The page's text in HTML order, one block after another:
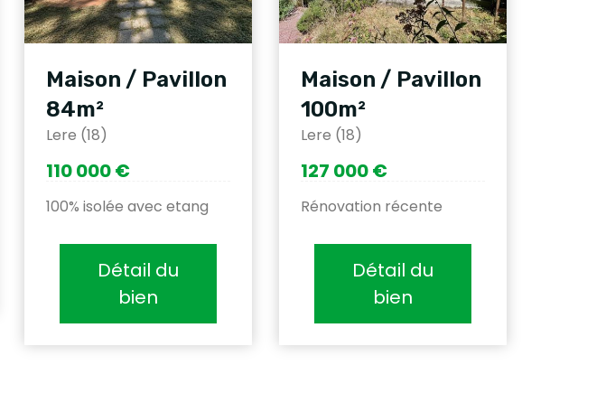
Maison / Pavillon
84m²
Lere (18)
110 000 €
100% isolée avec etang
Détail du
bien
Maison / Pavillon
100m²
Lere (18)
127 000 €
Rénovation récente
Détail du
bien